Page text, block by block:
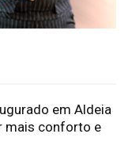
em Aldeia
mais conforto e